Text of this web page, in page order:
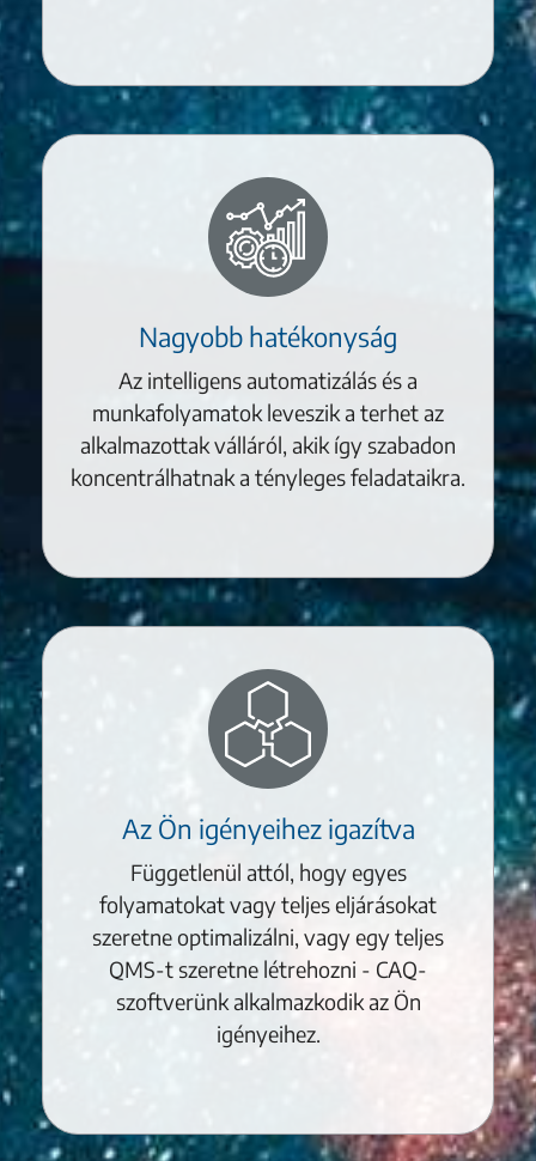
Nagyobb hatékonyság
Az intelligens automatizálás és a
munkafolyamatok leveszik a terhet az
alkalmazottak válláról, akik így szabadon
koncentrálhatnak a tényleges feladataikra.
Az Ön igényeihez igazítva
Függetlenül attól, hogy egyes
folyamatokat vagy teljes eljárásokat
szeretne optimalizálni, vagy egy teljes
QMS-t szeretne létrehozni - CAQ-
szoftverünk alkalmazkodik az Ön
igényeihez.